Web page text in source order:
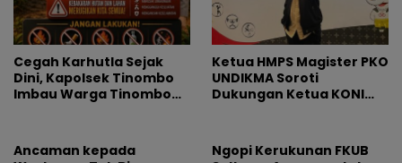
Cegah Karhutla Sejak
Dini, Kapolsek Tinombo
Imbau Warga Tinombo
Ketua HMPS Magister PKO
UNDIKMA Soroti
Dukungan Ketua KONI
Olahraga Arena
Kepentingan Sesaat
Ancaman kepada
Ngopi Kerukunan FKUB